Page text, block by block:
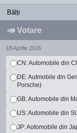
Bălți
📣 Votare
18 Aprilie 2026
CN: Automobile din
DE: Autmobile din
Porsche)
GB: Automobile din
US: Automobile din
JP: Aotomobile din